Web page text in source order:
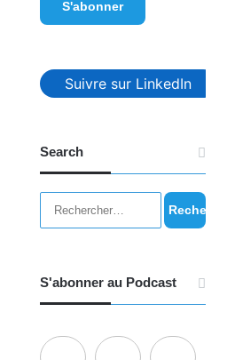
Suivre sur LinkedIn
Search
Rechercher :
S'abonner au Podcast